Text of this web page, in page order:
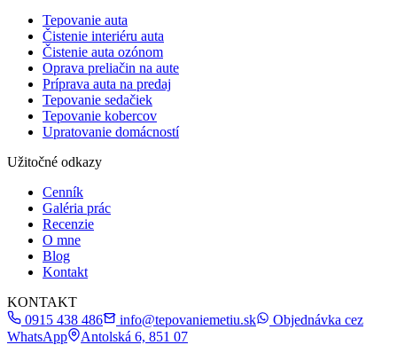
Tepovanie auta
Čistenie interiéru auta
Čistenie auta ozónom
Oprava preliačin na aute
Príprava auta na predaj
Tepovanie sedačiek
Tepovanie kobercov
Upratovanie domácností
Užitočné odkazy
Cenník
Galéria prác
Recenzie
O mne
Blog
Kontakt
KONTAKT
0915 438 486
info@tepovaniemetiu.sk
Objednávka cez
WhatsApp
Antolská 6, 851 07